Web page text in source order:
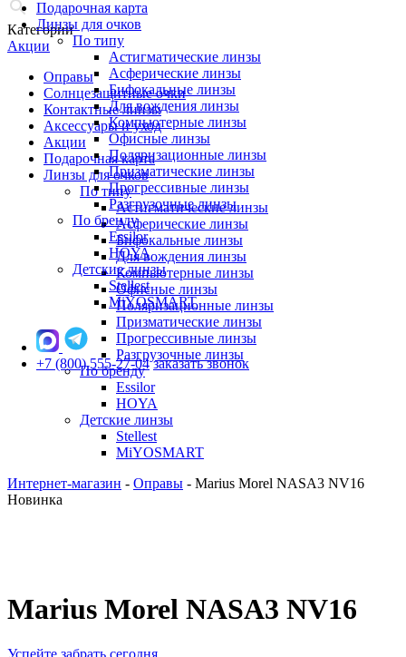
Категории
Акции
Оправы
Солнцезащитные очки
Контактные линзы
Аксессуары и уход
Акции
Подарочная карта
Линзы для очков
По типу
Астигматические линзы
Асферические линзы
Бифокальные линзы
Для вождения линзы
Компьютерные линзы
Офисные линзы
Поляризационные линзы
Призматические линзы
Прогрессивные линзы
Разгрузочные линзы
По бренду
Essilor
HOYA
Детские линзы
Stellest
MiYOSMART
Подарочная карта
Линзы для очков
По типу
Астигматические линзы
Асферические линзы
Бифокальные линзы
Для вождения линзы
Компьютерные линзы
Офисные линзы
Поляризационные линзы
Призматические линзы
Прогрессивные линзы
Разгрузочные линзы
По бренду
Essilor
HOYA
Детские линзы
Stellest
MiYOSMART
+7 (800) 555-27-04 заказать звонок
Интернет-магазин - Оправы - Marius Morel NASA3 NV16
Новинка
Marius Morel NASA3 NV16
Успейте забрать сегодня